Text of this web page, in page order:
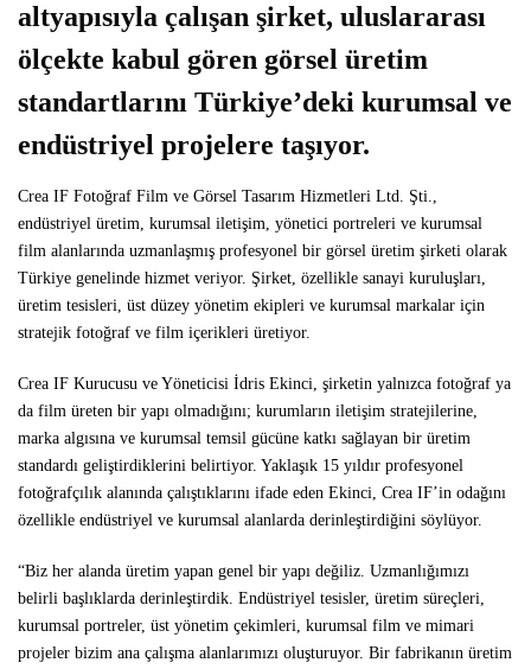
altyapısıyla çalışan şirket, uluslararası
ölçekte kabul gören görsel üretim
standartlarını Türkiye’deki kurumsal ve
endüstriyel projelere taşıyor.
Crea IF Fotoğraf Film ve Görsel Tasarım Hizmetleri Ltd. Şti.,
endüstriyel üretim, kurumsal iletişim, yönetici portreleri ve kurumsal
film alanlarında uzmanlaşmış profesyonel bir görsel üretim şirketi olarak
Türkiye genelinde hizmet veriyor. Şirket, özellikle sanayi kuruluşları,
üretim tesisleri, üst düzey yönetim ekipleri ve kurumsal markalar için
stratejik fotoğraf ve film içerikleri üretiyor.
Crea IF Kurucusu ve Yöneticisi İdris Ekinci, şirketin yalnızca fotoğraf ya
da film üreten bir yapı olmadığını; kurumların iletişim stratejilerine,
marka algısına ve kurumsal temsil gücüne katkı sağlayan bir üretim
standardı geliştirdiklerini belirtiyor. Yaklaşık 15 yıldır profesyonel
fotoğrafçılık alanında çalıştıklarını ifade eden Ekinci, Crea IF’in odağını
özellikle endüstriyel ve kurumsal alanlarda derinleştirdiğini söylüyor.
“Biz her alanda üretim yapan genel bir yapı değiliz. Uzmanlığımızı
belirli başlıklarda derinleştirdik. Endüstriyel tesisler, üretim süreçleri,
kurumsal portreler, üst yönetim çekimleri, kurumsal film ve mimari
projeler bizim ana çalışma alanlarımızı oluşturuyor. Bir fabrikanın üretim